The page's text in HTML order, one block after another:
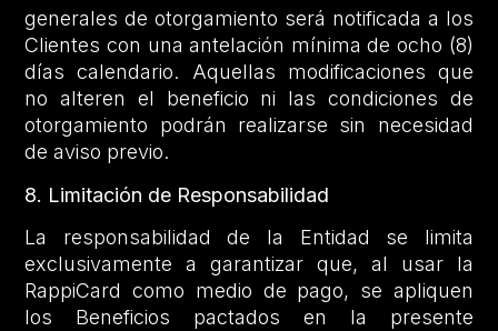
generales de otorgamiento será notificada a los
Clientes con una antelación mínima de ocho (8)
días calendario. Aquellas modificaciones que
no alteren el beneficio ni las condiciones de
otorgamiento podrán realizarse sin necesidad
de aviso previo.
8. Limitación de Responsabilidad
La responsabilidad de la Entidad se limita
exclusivamente a garantizar que, al usar la
RappiCard como medio de pago, se apliquen
los Beneficios pactados en la presente